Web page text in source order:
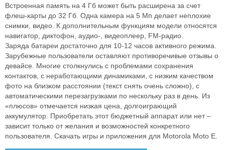
Встроенная память на 4 Гб может быть расширена за счет
флеш-карты до 32 Гб. Одна камера на 5 Мп делает неплохие
снимки, видео. К дополнительным функциям модели относятся
навигатор, диктофон, аудио-, видеоплеер, FM-радио.
Заряда батареи достаточно для 10-12 часов активного режима.
Зарубежные пользователи оставляют противоречивые отзывы о
девайсе. Многие столкнулись с проблемами сохранения
контактов, с неработающими динамиками, с низким качеством
фото на близком расстоянии (текст снять очень сложно), с
автоматическими перезагрузками по нескольку раз в день. Из
«плюсов» отмечается низкая цена, долгоиграющий
аккумулятор. Приобретать этот бюджетный аппарат или нет –
зависит только от желания и возможностей конкретного
пользователя. Скачать игры и приложения для Motorola Moto E.